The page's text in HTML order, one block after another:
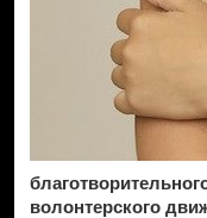
волонтерского